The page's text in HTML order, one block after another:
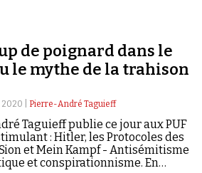
de presse
de poignard dans le
le mythe de la trahison
| Pierre-André Taguieff
Taguieff publie ce jour aux PUF
: Hitler, les Protocoles des
et Mein Kampf - Antisémitisme
et conspirationnisme. En